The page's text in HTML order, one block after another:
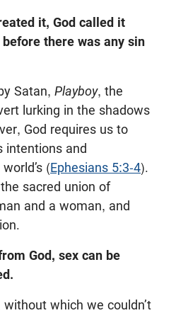
it, God called it
before there was any sin
Satan, Playboy, the
lurking in the shadows
God requires us to
intentions and
(Ephesians 5:3-4).
sacred union of
and a woman, and
God, sex can be
which we couldn’t